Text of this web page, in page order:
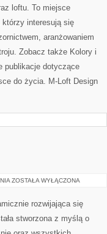
loftu. To miejsce
interesują się
aranżowaniem
Zobacz także Kolory i
publikacje dotyczące
do życia. M-Loft Design
LEGINSY
SPORTOWA
ZOSTAŁA WYŁĄCZONA
rozwijająca się
stworzona z myślą o